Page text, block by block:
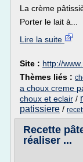
La crème
Porter le lait à...
Lire la suite
Site : http://
Thèmes liés :
a choux creme
choux et eclair /
patissiere /
Recette
réaliser ...